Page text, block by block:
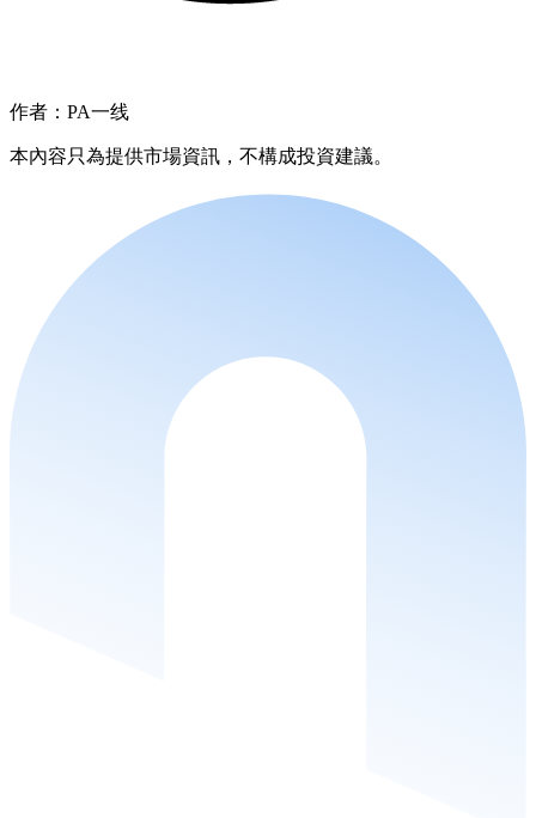
作者：PA一线
本內容只為提供市場資訊，不構成投資建議。